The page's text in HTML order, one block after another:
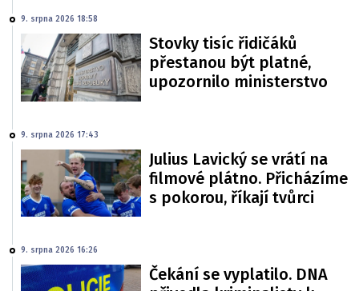
9. srpna 2026 18:58
Stovky tisíc řidičáků
přestanou být platné,
upozornilo ministerstvo
9. srpna 2026 17:43
Julius Lavický se vrátí na
filmové plátno. Přicházíme
s pokorou, říkají tvůrci
9. srpna 2026 16:26
Čekání se vyplatilo. DNA